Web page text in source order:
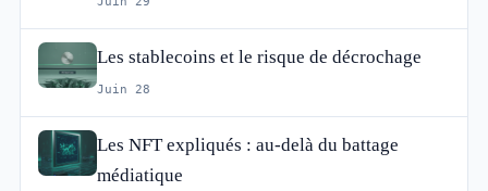
Les stablecoins et le risque de décrochage
Juin 28
Les NFT expliqués : au-delà du battage
médiatique